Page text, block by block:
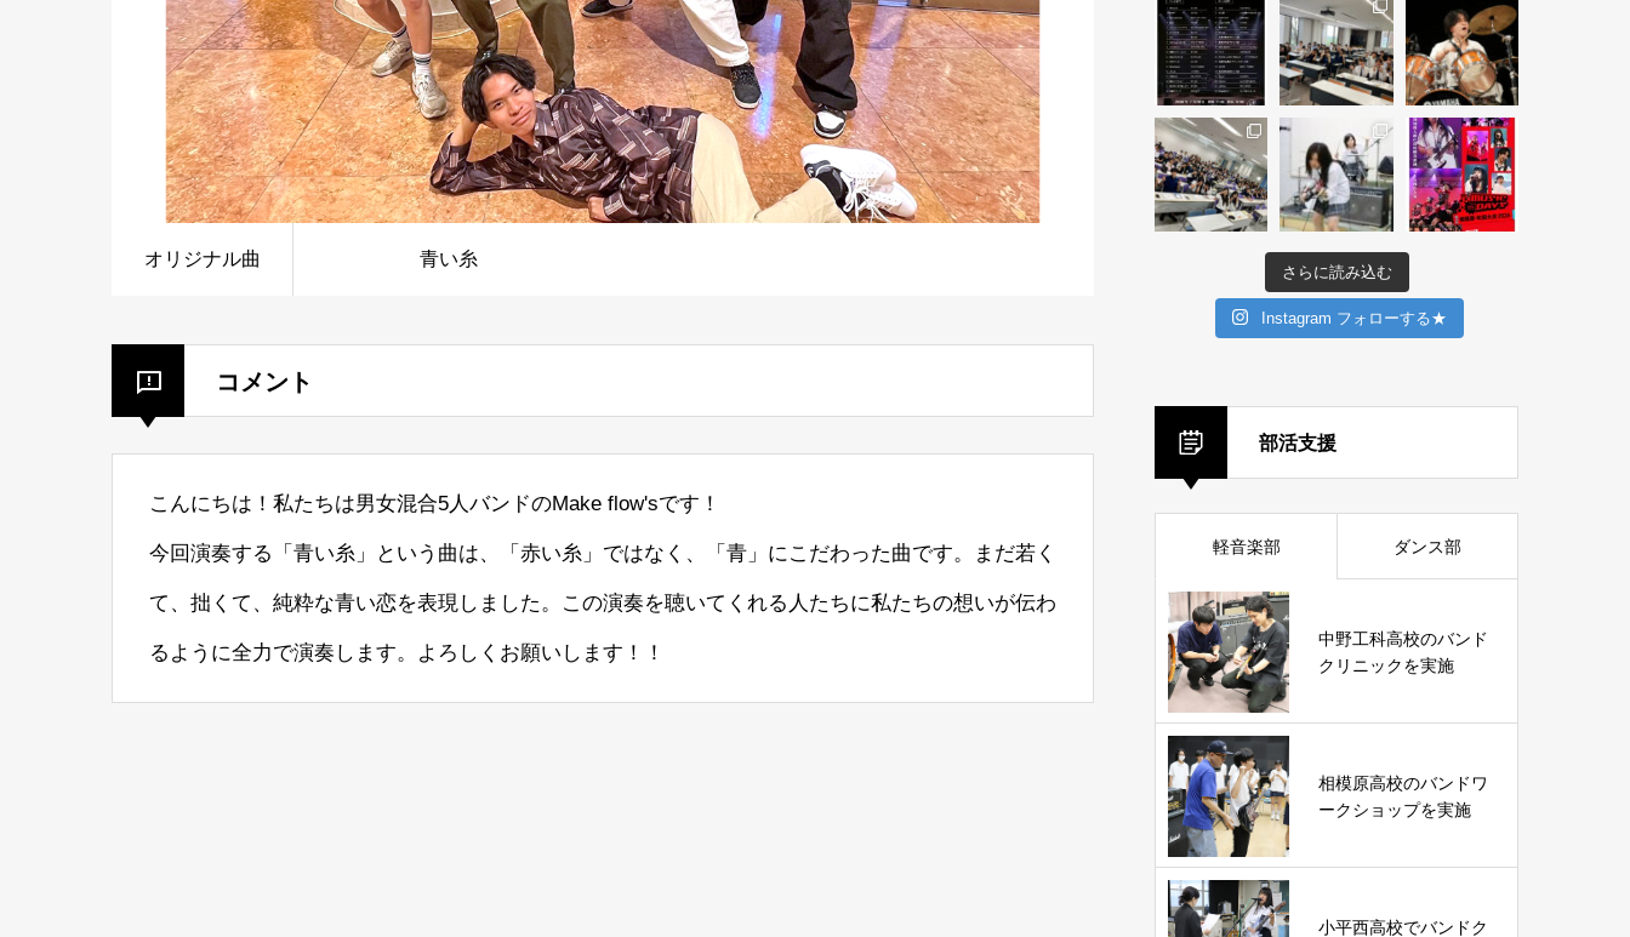
オリジナル曲 青い糸
コメント
こんにちは！私たちは男女混合5人バンドのMake flow'sです！
今回演奏する「青い糸」という曲は、「赤い糸」ではなく、「青」にこだわった曲です。まだ若く
て、拙くて、純粋な青い恋を表現しました。この演奏を聴いてくれる人たちに私たちの想いが伝わ
るように全力で演奏します。よろしくお願いします！！
さらに読み込む
Instagram フォローする★
部活支援
軽音楽部 ダンス部
中野工科高校のバンド
クリニックを実施
相模原高校のバンドワ
ークショップを実施
小平西高校でバンドク